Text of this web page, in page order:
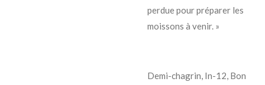
perdue pour préparer les
moissons à venir. »
Demi-chagrin, In-12, Bon